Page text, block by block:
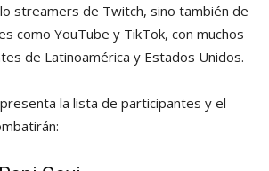
streamers de Twitch, sino también de
como YouTube y TikTok, con muchos
de Latinoamérica y Estados Unidos.
la lista de participantes y el